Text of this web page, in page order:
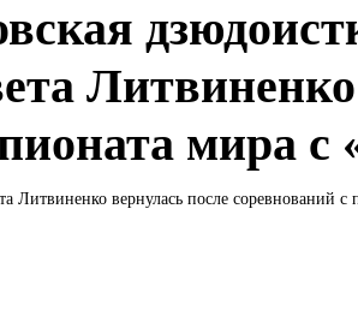
мира с
Литвиненко вернулась после соревнований с